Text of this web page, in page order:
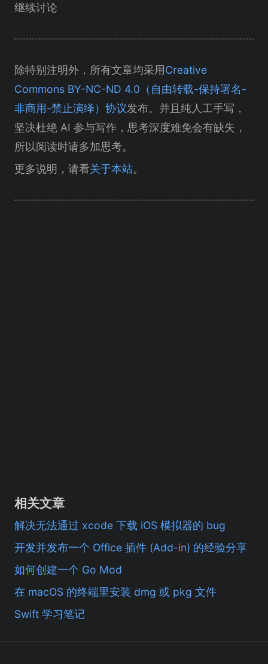
继续讨论
除特别注明外，所有文章均采用Creative
Commons BY-NC-ND 4.0（自由转载-保持署名-
非商用-禁止演绎）协议发布。并且纯人工手写，
坚决杜绝 AI 参与写作，思考深度难免会有缺失，
所以阅读时请多加思考。
更多说明，请看关于本站。
相关文章
解决无法通过 xcode 下载 iOS 模拟器的 bug
开发并发布一个 Office 插件 (Add-in) 的经验分享
如何创建一个 Go Mod
在 macOS 的终端里安装 dmg 或 pkg 文件
Swift 学习笔记